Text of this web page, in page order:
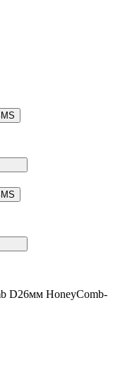
D26мм HoneyComb-